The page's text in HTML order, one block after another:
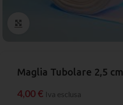
Maglia Tubolare 2,5
4,00 € Iva esclusa